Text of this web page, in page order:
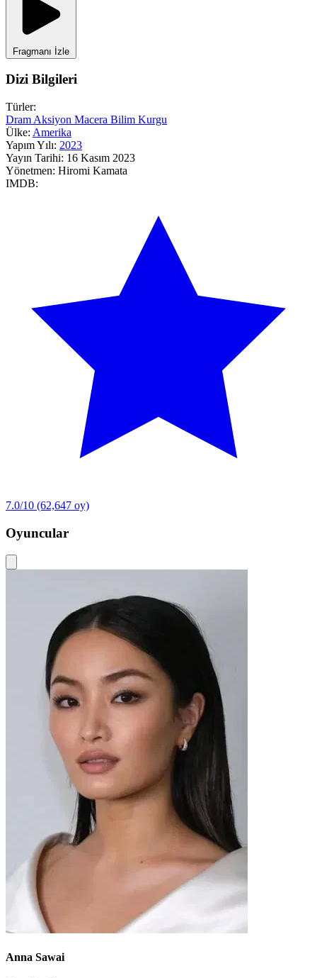
Fragmanı İzle
Dizi Bilgileri
Türler:
Dram Aksiyon Macera Bilim Kurgu
Ülke: Amerika
Yapım Yılı: 2023
Yayın Tarihi: 16 Kasım 2023
Yönetmen: Hiromi Kamata
IMDB:
7.0/10 (62,647 oy)
Oyuncular
Anna Sawai